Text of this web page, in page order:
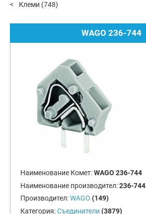
Клеми (748)
WAGO 236-744
Наименование Комет:WAGO 236-744
Наименование производител:236-744
Производител:WAGO (149)
Категория:Съединители (3879)